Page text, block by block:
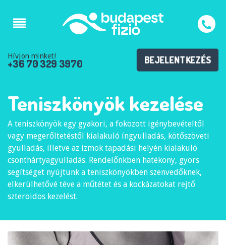
Hívjon minket!
+36 70 329 3970 BEJELENTKEZÉS
Teniszkönyök kezelése
A teniszkönyök egy gyakori, a fokozott igénybevételtől
vagy megerőltetéstől kialakuló íngyulladás, kötőszöveti
gyulladás, illetve az izmok tapadási helyén kialakuló
csonthártyagyulladás. Rendelőnkben hatékony, gyors
segítséget nyújtunk a teniszkönyökben szenvedőknek,
elkerülhetővé téve a műtétet és a kockázatokat rejtő
szteroidos kezelést.